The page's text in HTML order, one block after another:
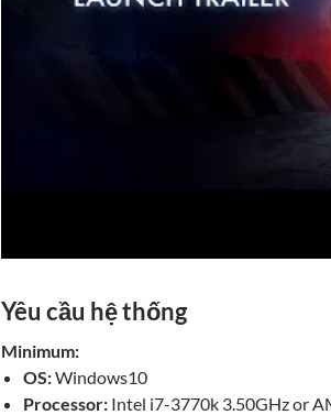
Yêu cầu hệ thống
Minimum:
OS:Windows10
Processor: Intel i7-3770k 3.50GHz or